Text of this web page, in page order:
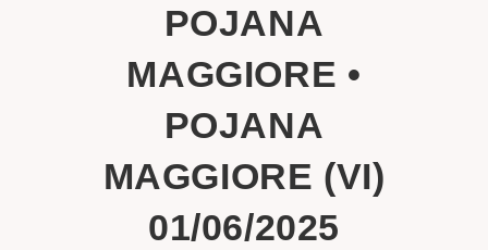
POJANA
MAGGIORE •
POJANA
MAGGIORE (VI)
01/06/2025